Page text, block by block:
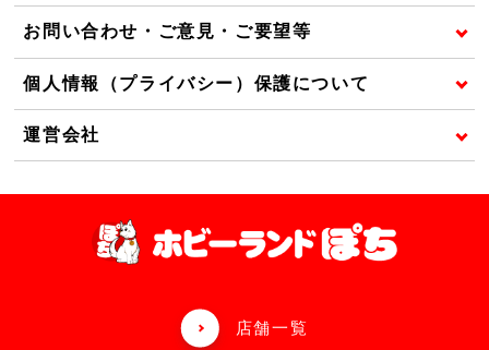
お問い合わせ・ご意見・ご要望等
個人情報（プライバシー）保護について
運営会社
店舗一覧